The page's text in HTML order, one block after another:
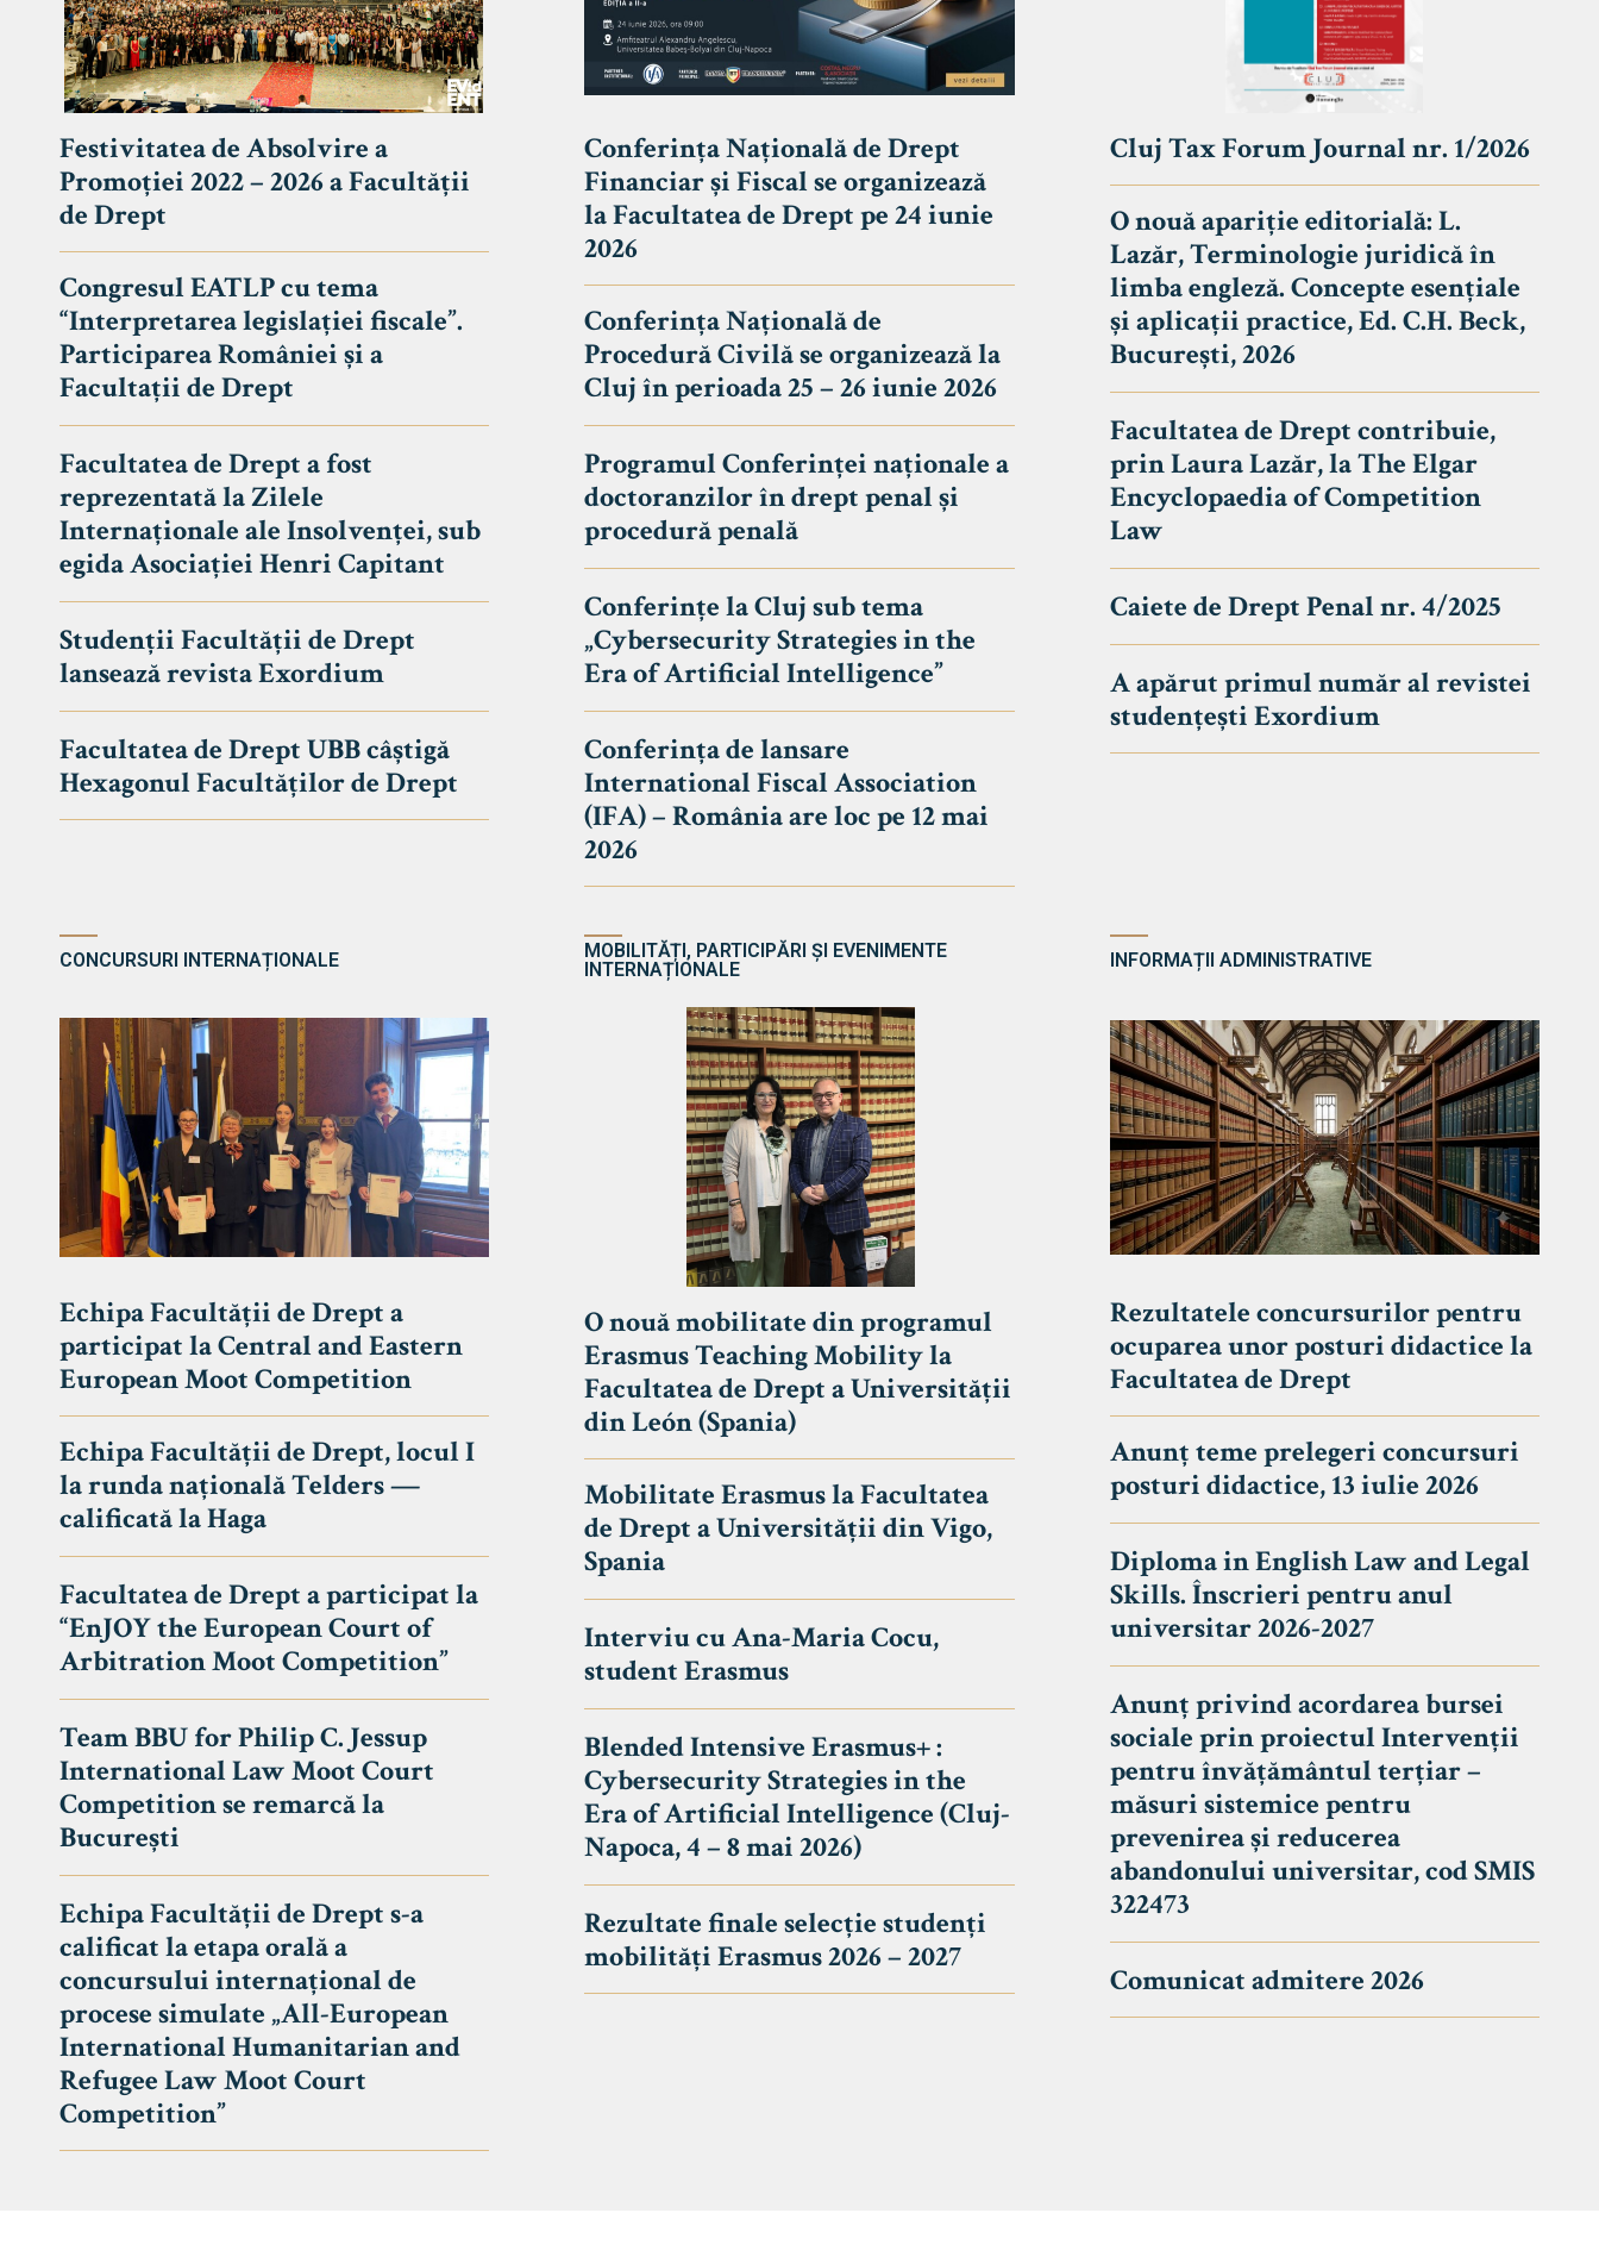
UNIVERSITATEA BABEȘ - BOLYAI
FACULTATEA
DE DREPT
Avizier Studenți
Studii
Admitere
Erasmus & Internațional
Știri
Echipa Facultății
Bibliotecă & Reviste
Festivitatea de Absolvire a
Promoției 2022 – 2026 a Facultății
de Drept
Congresul EATLP cu tema
“Interpretarea legislației fiscale”.
Participarea României și a
Facultații de Drept
Facultatea de Drept a fost
reprezentată la Zilele
Internaționale ale Insolvenței, sub
egida Asociației Henri Capitant
Studenții Facultății de Drept
lansează revista Exordium
Facultatea de Drept UBB câștigă
Hexagonul Facultăților de Drept
Conferința Națională de Drept
Financiar și Fiscal se organizează
la Facultatea de Drept pe 24 iunie
2026
Conferința Națională de
Procedură Civilă se organizează la
Cluj în perioada 25 – 26 iunie 2026
Programul Conferinței naționale a
doctoranzilor în drept penal și
procedură penală
Conferințe la Cluj sub tema
„Cybersecurity Strategies in the
Era of Artificial Intelligence”
Conferința de lansare
International Fiscal Association
(IFA) – România are loc pe 12 mai
2026
Cluj Tax Forum Journal nr. 1/2026
O nouă apariție editorială: L.
Lazăr, Terminologie juridică în
limba engleză. Concepte esențiale
și aplicații practice, Ed. C.H. Beck,
București, 2026
Facultatea de Drept contribuie,
prin Laura Lazăr, la The Elgar
Encyclopaedia of Competition
Law
Caiete de Drept Penal nr. 4/2025
A apărut primul număr al revistei
studențești Exordium
CONCURSURI INTERNAȚIONALE
Echipa Facultății de Drept a
participat la Central and Eastern
European Moot Competition
Echipa Facultății de Drept, locul I
la runda națională Telders —
calificată la Haga
Facultatea de Drept a participat la
“EnJOY the European Court of
Arbitration Moot Competition”
Team BBU for Philip C. Jessup
International Law Moot Court
Competition se remarcă la
București
Echipa Facultății de Drept s-a
calificat la etapa orală a
concursului internațional de
procese simulate „All-European
International Humanitarian and
Refugee Law Moot Court
Competition”
MOBILITĂȚI, PARTICIPĂRI ȘI EVENIMENTE
INTERNAȚIONALE
O nouă mobilitate din programul
Erasmus Teaching Mobility la
Facultatea de Drept a Universității
din León (Spania)
Mobilitate Erasmus la Facultatea
de Drept a Universității din Vigo,
Spania
Interviu cu Ana-Maria Cocu,
student Erasmus
Blended Intensive Erasmus+ :
Cybersecurity Strategies in the
Era of Artificial Intelligence (Cluj-
Napoca, 4 – 8 mai 2026)
Rezultate finale selecție studenți
mobilități Erasmus 2026 – 2027
INFORMAȚII ADMINISTRATIVE
Rezultatele concursurilor pentru
ocuparea unor posturi didactice la
Facultatea de Drept
Anunț teme prelegeri concursuri
posturi didactice, 13 iulie 2026
Diploma in English Law and Legal
Skills. Înscrieri pentru anul
universitar 2026-2027
Anunț privind acordarea bursei
sociale prin proiectul Intervenții
pentru învățământul terțiar –
măsuri sistemice pentru
prevenirea și reducerea
abandonului universitar, cod SMIS
322473
Comunicat admitere 2026